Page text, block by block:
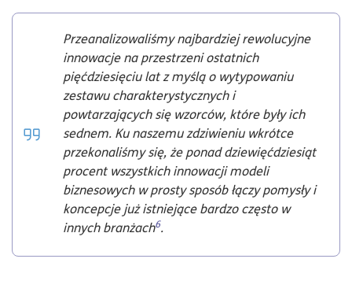
Przeanalizowaliśmy najbardziej rewolucyjne
innowacje na przestrzeni ostatnich
pięćdziesięciu lat z myślą o wytypowaniu
zestawu charakterystycznych i
powtarzających się wzorców, które były ich
sednem. Ku naszemu zdziwieniu wkrótce
przekonaliśmy się, że ponad dziewięćdziesiąt
procent wszystkich innowacji modeli
biznesowych w prosty sposób łączy pomysły i
koncepcje już istniejące bardzo często w
innych branżach6.